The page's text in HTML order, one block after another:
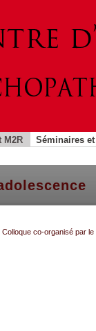
M2R Séminaires
Colloque co-organisé par